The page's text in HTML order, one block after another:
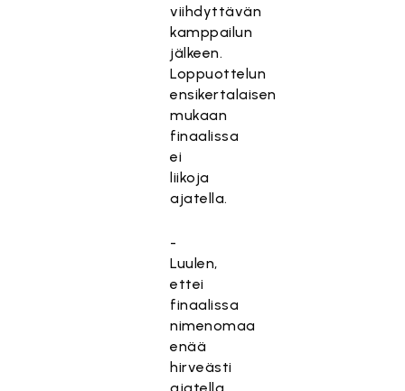
viihdyttävän
kamppailun
jälkeen.
Loppuottelun
ensikertalaisen
mukaan
finaalissa
ei
liikoja
ajatella.
-
Luulen,
ettei
finaalissa
nimenomaa
enää
hirveästi